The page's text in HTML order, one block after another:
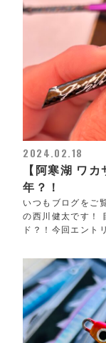
2024.02.18
【阿寒湖 ワ
年？！
いつもブログをご
の西川健太です！
ド？！今回エント